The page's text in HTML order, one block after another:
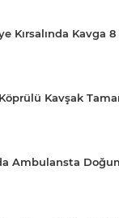
Kırsalında Kavga 8
Kavşak
Ambulansta